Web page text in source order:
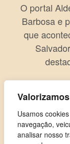
Usamos
navegação,
analisar nosso
O portal
Barbosa e
que